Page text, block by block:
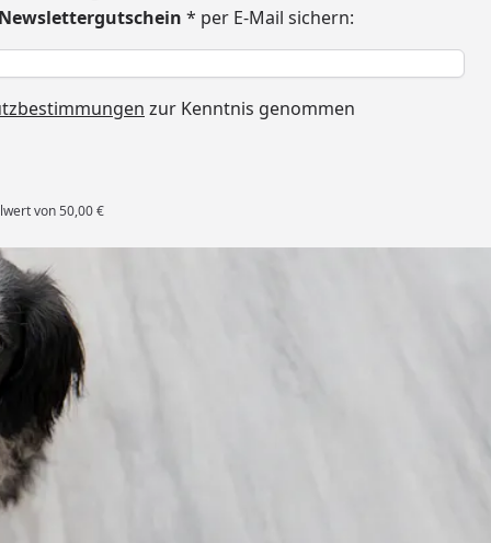
* per E-Mail sichern:
zur Kenntnis genommen
von 50,00 €